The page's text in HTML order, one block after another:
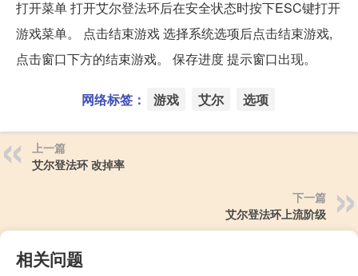
打开菜单 打开艾尔登法环后在安全状态时按下ESC键打开
游戏菜单。 点击结束游戏 选择系统选项后点击结束游戏,
点击窗口下方的结束游戏。 保存进度 提示窗口出现。
网络标签： 游戏 艾尔 选项
上一篇
艾尔登法环 改掉率
下一篇
艾尔登法环上流阶级
相关问题